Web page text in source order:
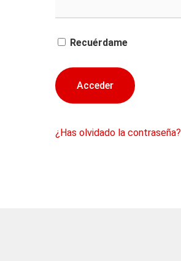
Recuérdame
¿Has olvidado la contraseña?